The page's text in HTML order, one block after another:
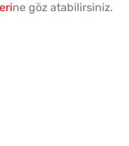
ne göz atabilirsiniz.